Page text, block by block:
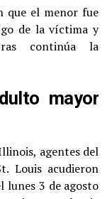
que el menor fue
de la víctima y
continúa la
mayor
agentes del
Louis acudieron
lunes 3 de agosto